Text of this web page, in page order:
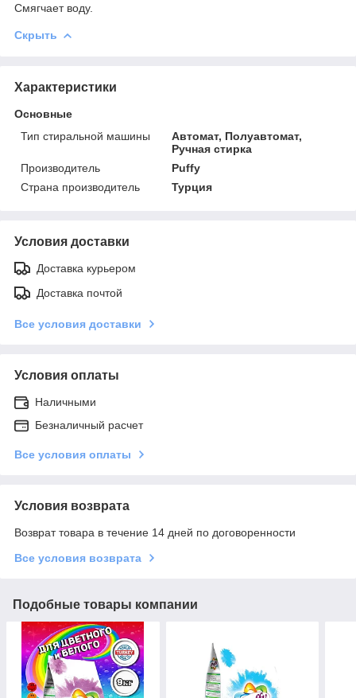
Смягчает воду.
Скрыть
Характеристики
Основные
Тип стиральной машины
Автомат, Полуавтомат,
Ручная стирка
Производитель
Puffy
Страна производитель
Турция
Условия доставки
Доставка курьером
Доставка почтой
Все условия доставки
Условия оплаты
Наличными
Безналичный расчет
Все условия оплаты
Условия возврата
Возврат товара в течение 14 дней по договоренности
Все условия возврата
Подобные товары компании